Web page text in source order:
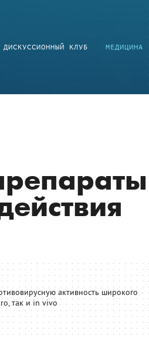
ДИСКУССИОННЫЙ КЛУБ МЕДИЦИНА
активность широкого
так и in vivo